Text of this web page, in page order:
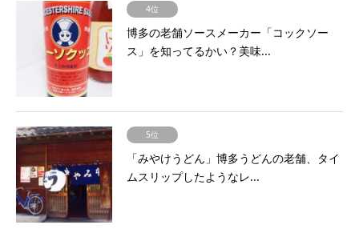
4位
博多の老舗ソースメーカー「コックソー
ス」を知ってるかい？美味...
5位
「みやけうどん」博多うどんの老舗、タイ
ムスリップしたようなレ...